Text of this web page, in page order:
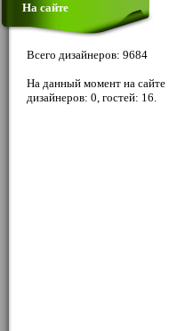
На сайте
Всего дизайнеров: 9684
На данный момент на сайте
дизайнеров: 0, гостей: 16.